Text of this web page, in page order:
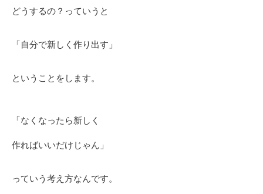
どうするの？っていうと
「自分で新しく作り出す」
ということをします。
「なくなったら新しく
作ればいいだけじゃん」
っていう考え方なんです。